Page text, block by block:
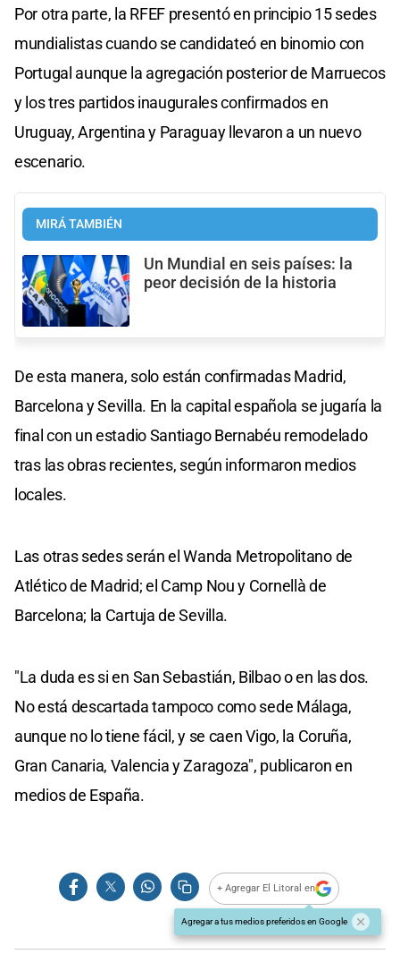
Por otra parte, la RFEF presentó en principio 15 sedes
mundialistas cuando se candidateó en binomio con
Portugal aunque la agregación posterior de Marruecos
y los tres partidos inaugurales confirmados en
Uruguay, Argentina y Paraguay llevaron a un nuevo
escenario.
MIRÁ TAMBIÉN
Un Mundial en seis países: la
peor decisión de la historia
De esta manera, solo están confirmadas Madrid,
Barcelona y Sevilla. En la capital española se jugaría la
final con un estadio Santiago Bernabéu remodelado
tras las obras recientes, según informaron medios
locales.
Las otras sedes serán el Wanda Metropolitano de
Atlético de Madrid; el Camp Nou y Cornellà de
Barcelona; la Cartuja de Sevilla.
"La duda es si en San Sebastián, Bilbao o en las dos.
No está descartada tampoco como sede Málaga,
aunque no lo tiene fácil, y se caen Vigo, la Coruña,
Gran Canaria, Valencia y Zaragoza", publicaron en
medios de España.
+ Agregar El Litoral en
Agregar a tus medios preferidos en Google